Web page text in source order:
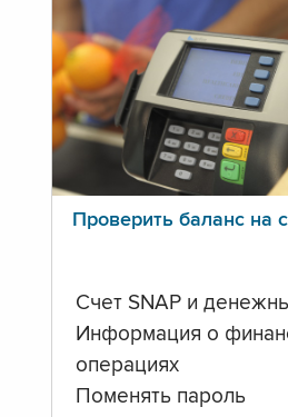
Проверить баланс на
Счет SNAP и
Информация о
операциях
Поменять пароль